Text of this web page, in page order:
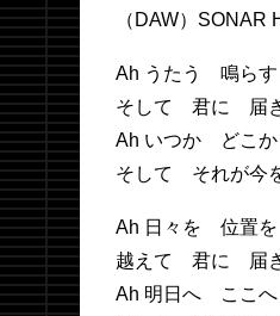
（DAW）SONAR
Ah うたう 鳴ら
そして 君に 届
Ah いつか どこ
そして それが今
Ah 日々を 位置
越えて 君に 届
Ah 明日へ ここ